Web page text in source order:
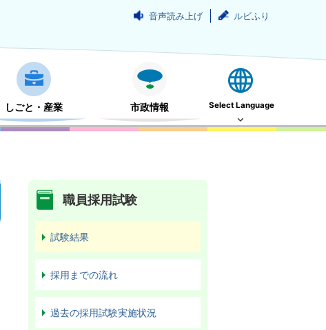
音声読み上げ ルビふり
しごと・産業 市政情報 Select Language
職員採用試験
試験結果
採用までの流れ
過去の採用試験実施状況